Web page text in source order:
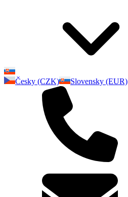
Česky (CZK)
Slovensky (EUR)